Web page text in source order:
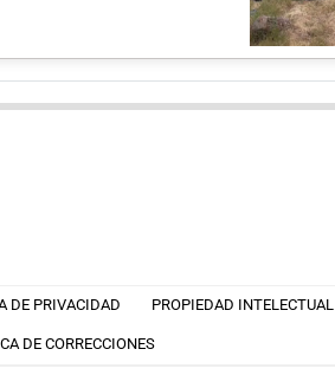
DE PRIVACIDAD PROPIEDAD INTELECTUAL
DE CORRECCIONES